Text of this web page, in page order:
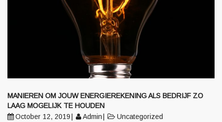
MANIEREN OM JOUW ENERGIEREKENING ALS BEDRIJF ZO
LAAG MOGELIJK TE HOUDEN
October 12, 2019
Admin Uncategorized